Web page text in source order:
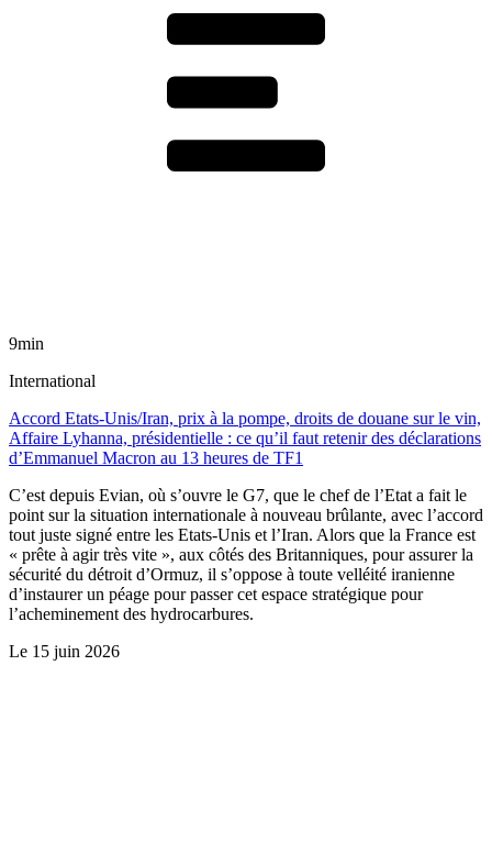
9min
International
Accord Etats-Unis/Iran, prix à la pompe, droits de douane sur le vin,
Affaire Lyhanna, présidentielle : ce qu’il faut retenir des déclarations
d’Emmanuel Macron au 13 heures de TF1
C’est depuis Evian, où s’ouvre le G7, que le chef de l’Etat a fait le
point sur la situation internationale à nouveau brûlante, avec l’accord
tout juste signé entre les Etats-Unis et l’Iran. Alors que la France est
« prête à agir très vite », aux côtés des Britanniques, pour assurer la
sécurité du détroit d’Ormuz, il s’oppose à toute velléité iranienne
d’instaurer un péage pour passer cet espace stratégique pour
l’acheminement des hydrocarbures.
Le 15 juin 2026